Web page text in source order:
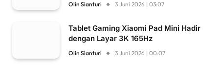
Olin Sianturi 3 Juni 2026 | 03:07
Tablet Gaming Xiaomi Pad Mini Hadir
dengan Layar 3K 165Hz
Olin Sianturi 3 Juni 2026 | 00:07